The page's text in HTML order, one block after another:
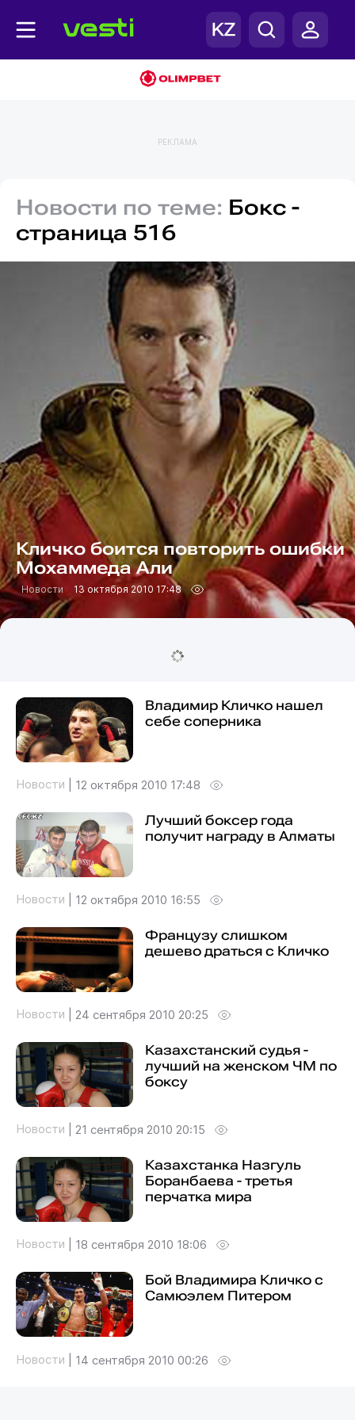
РЕКЛАМА
Новости по теме: Бокс -
страница 516
Кличко боится повторить ошибки
Мохаммеда Али
Новости 13 октября 2010 17:48
Владимир Кличко нашел
себе соперника
Новости 12 октября 2010 17:48
Лучший боксер года
получит награду в Алматы
Новости 12 октября 2010 16:55
Французу слишком
дешево драться с Кличко
Новости 24 сентября 2010 20:25
Казахстанский судья -
лучший на женском ЧМ по
боксу
Новости 21 сентября 2010 20:15
Казахстанка Назгуль
Боранбаева - третья
перчатка мира
Новости 18 сентября 2010 18:06
Бой Владимира Кличко с
Самюэлем Питером
Новости 14 сентября 2010 00:26